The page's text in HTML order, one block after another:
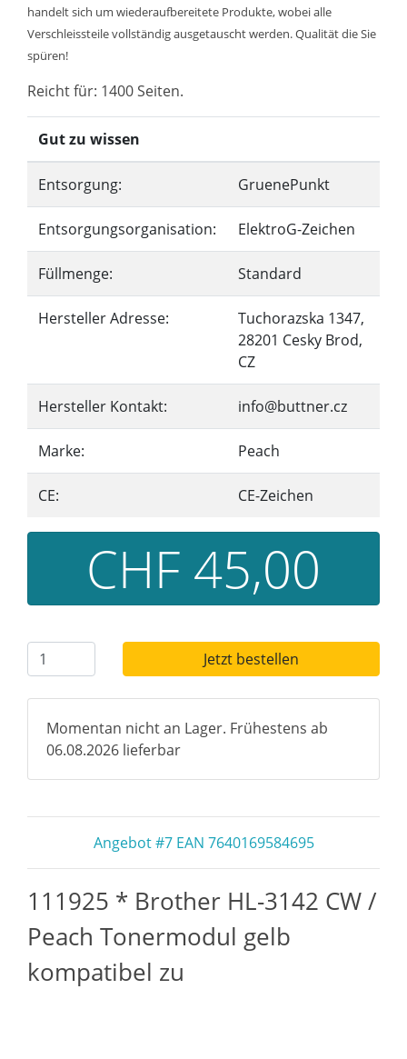
handelt sich um wiederaufbereitete Produkte, wobei alle
Verschleissteile vollständig ausgetauscht werden. Qualität die Sie
spüren!
Reicht für: 1400 Seiten.
Gut zu wissen
Entsorgung: GruenePunkt
Entsorgungsorganisation: ElektroG-Zeichen
Füllmenge: Standard
Hersteller Adresse:
Tuchorazska 1347,
28201 Cesky Brod,
CZ
Hersteller Kontakt: info@buttner.cz
Marke: Peach
CE: CE-Zeichen
CHF 45,00
Jetzt bestellen
Momentan nicht an Lager. Frühestens ab
06.08.2026 lieferbar
Angebot #7 EAN 7640169584695
111925 * Brother HL-3142 CW /
Peach Tonermodul gelb
kompatibel zu